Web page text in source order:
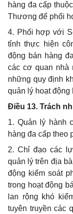
hàng đa cấp
Thương để phối
4. Phối hợp với
tỉnh thực hiện
động bán hàng
các cơ quan nhà
những quy định
quản lý hoạt động
Điều 13. Trách
1. Quản lý hành
hàng đa cấp theo
2. Chỉ đạo các
quản lý trên địa
động kiểm soát
trong hoạt động
lan rộng khó
tuyên truyền các